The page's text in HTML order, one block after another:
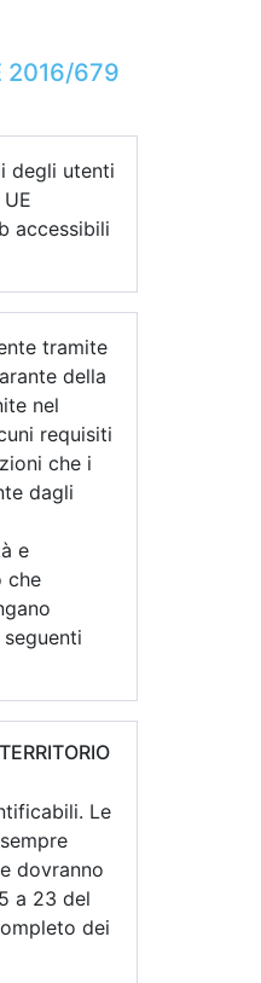
2016/679
degli utenti
accessibili
tramite
della
nel
requisiti
che i
dagli
e
che
Le
dovranno
a 23 del
dei